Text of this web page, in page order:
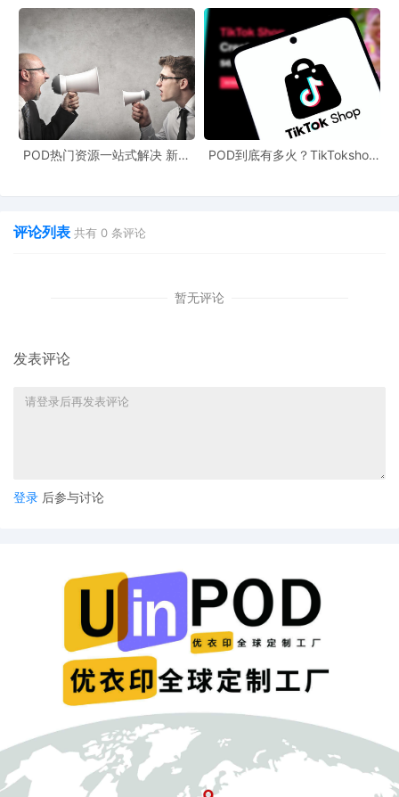
绝大部分的负担。这一研究结果不仅为我们理解国际贸易中的成本
分担机制提供了新的视角，也为相关行业的从业者敲响了警钟，需
要及时调整策略以应对这一复杂多变的经济环境。
新风潮！
POD热门资源一站式解决 新手
POD到底有多火？TikTokshop
评论列表 共有 0 条评论
暂无评论
发表评论
登录 后参与讨论